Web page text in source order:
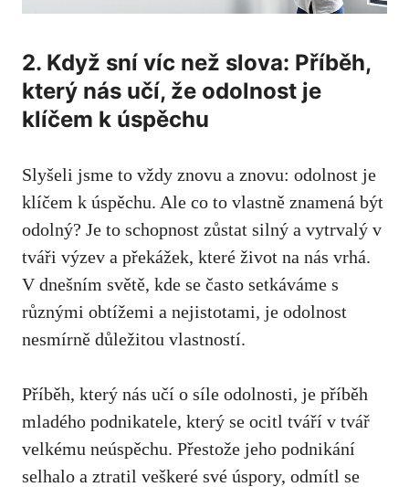
2. Když sní víc než slova: Příběh,
který nás učí, ‌že odolnost je
klíčem k úspěchu
Slyšeli⁢ jsme to vždy znovu⁣ a znovu: odolnost⁤ je
klíčem k úspěchu. Ale co to vlastně znamená být
odolný? Je ⁤to schopnost zůstat ⁣silný​ a vytrvalý v
tváři výzev a překážek, které život na nás vrhá.
V dnešním světě, kde se⁣ často setkáváme s
různými obtížemi a nejistotami, je odolnost
nesmírně důležitou vlastností.
Příběh, který nás učí ⁢o síle odolnosti,⁤ je příběh
mladého podnikatele, který se ocitl tváří v tvář‍
velkému neúspěchu. Přestože jeho podnikání
selhalo a ztratil veškeré své úspory, odmítl se